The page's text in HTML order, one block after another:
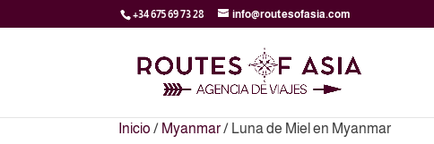
+34 675 69 73 28 info@routesofasia.com
Inicio / Myanmar/ Luna de Miel en Myanmar